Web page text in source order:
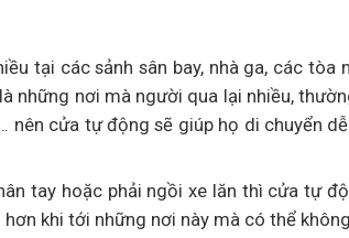
tại các sảnh sân bay, nhà ga, các tòa
những nơi mà người qua lại nhiều,
nên cửa tự động sẽ giúp họ di chuyển
tay hoặc phải ngồi xe lăn thì cửa tự
khi tới những nơi này mà có thể